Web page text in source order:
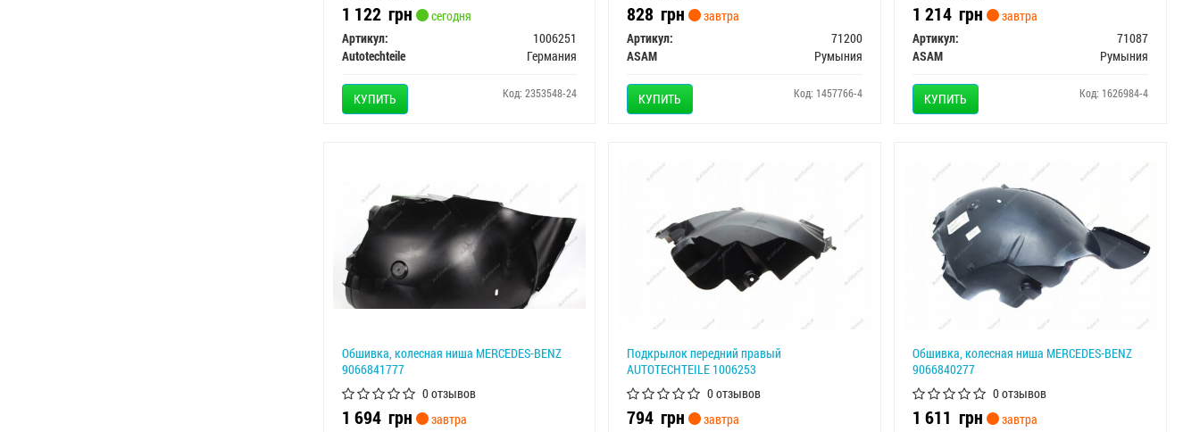
1 122 грн
сегодня
Артикул:
1006251
Autotechteile
Германия
КУПИТЬ Код: 2353548-24
828грн
завтра
Артикул:
71200
ASAM
Румыния
КУПИТЬ Код: 1457766-4
1 214грн
завтра
Артикул:
71087
ASAM
Румыния
КУПИТЬ Код: 1626984-4
Обшивка, колесная ниша MERCEDES-BENZ
9066841777
0 отзывов
1 694 грн
завтра
Подкрылок передний правый
AUTOTECHTEILE 1006253
0 отзывов
794грн
завтра
Обшивка, колесная ниша MERCEDES-BENZ
9066840277
0 отзывов
1 611грн
завтра